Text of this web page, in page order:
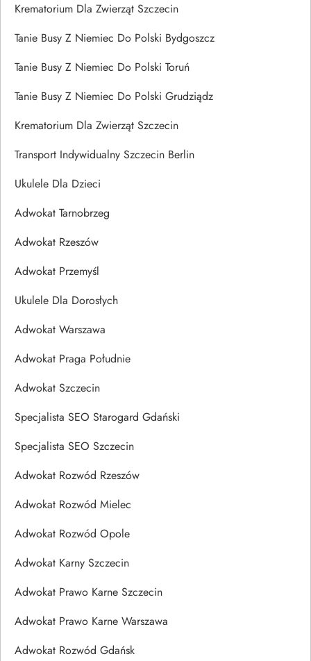
Krematorium Dla Zwierząt Szczecin
Tanie Busy Z Niemiec Do Polski Bydgoszcz
Tanie Busy Z Niemiec Do Polski Toruń
Tanie Busy Z Niemiec Do Polski Grudziądz
Krematorium Dla Zwierząt Szczecin
Transport Indywidualny Szczecin Berlin
Ukulele Dla Dzieci
Adwokat Tarnobrzeg
Adwokat Rzeszów
Adwokat Przemyśl
Ukulele Dla Dorosłych
Adwokat Warszawa
Adwokat Praga Południe
Adwokat Szczecin
Specjalista SEO Starogard Gdański
Specjalista SEO Szczecin
Adwokat Rozwód Rzeszów
Adwokat Rozwód Mielec
Adwokat Rozwód Opole
Adwokat Karny Szczecin
Adwokat Prawo Karne Szczecin
Adwokat Prawo Karne Warszawa
Adwokat Rozwód Gdańsk